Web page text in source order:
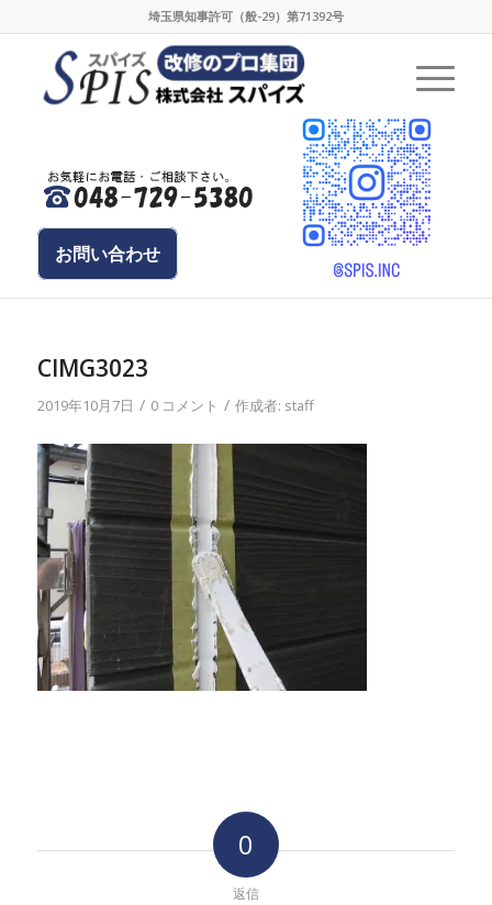
埼玉県知事許可（般-29）第71392号
お問い合わせ
CIMG3023
2019年10月7日 / 0 コメント / 作成者: staff
0
返信